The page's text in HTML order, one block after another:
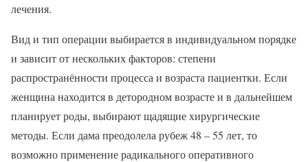
лечения.
Вид и тип операции выбирается в индивидуальном порядке
и зависит от нескольких факторов: степени
распространённости процесса и возраста пациентки. Если
женщина находится в детородном возрасте и в дальнейшем
планирует роды, выбирают щадящие хирургические
методы. Если дама преодолела рубеж 48 – 55 лет, то
возможно применение радикального оперативного